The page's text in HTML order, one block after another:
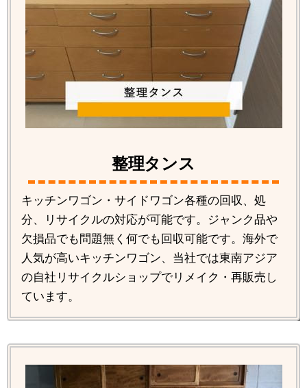
整理タンス
キッチンワゴン・サイドワゴン各種の回収、処
分、リサイクルの対応が可能です。ジャンク品や
欠損品でも問題無く何でも回収可能です。海外で
人気が高いキッチンワゴン、当社では東南アジア
の自社リサイクルショップでリメイク・再販売し
ています。